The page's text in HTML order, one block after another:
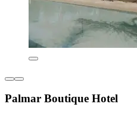
Palmar Boutique Hotel